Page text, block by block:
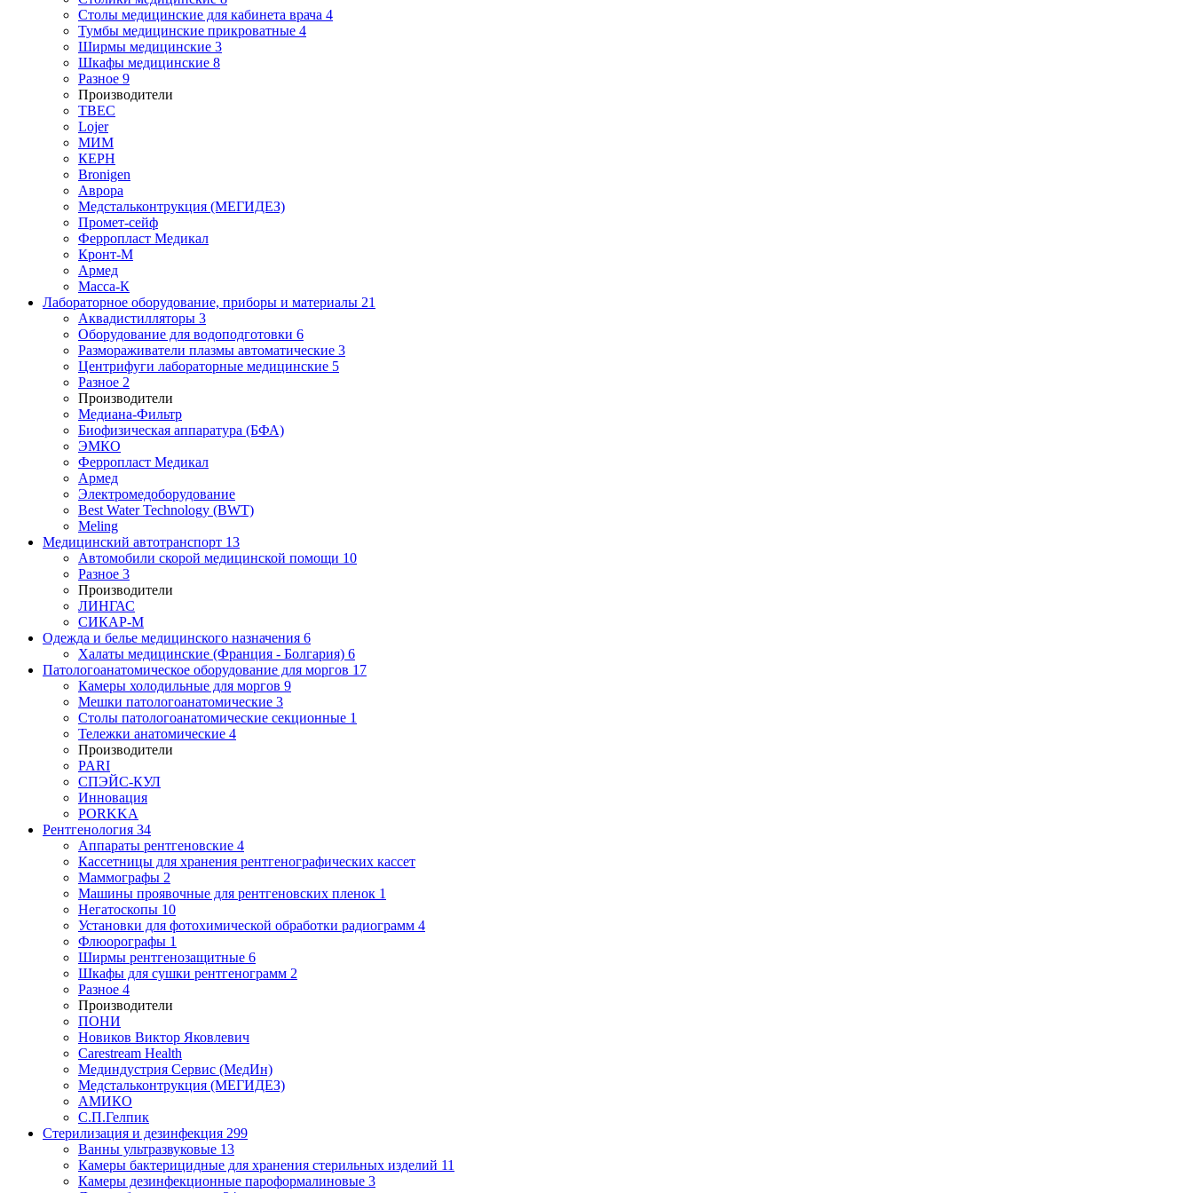
Столы медицинские для кабинета врача 4
Тумбы медицинские прикроватные 4
Ширмы медицинские 3
Шкафы медицинские 8
Разное 9
Производители
ТВЕС
Lojer
МИМ
КЕРН
Bronigen
Аврора
Медстальконтрукция (МЕГИДЕЗ)
Промет-сейф
Ферропласт Медикал
Кронт-М
Армед
Масса-К
Лабораторное оборудование, приборы и материалы 21
Аквадистилляторы 3
Оборудование для водоподготовки 6
Размораживатели плазмы автоматические 3
Центрифуги лабораторные медицинские 5
Разное 2
Производители
Медиана-Фильтр
Биофизическая аппаратура (БФА)
ЭМКО
Ферропласт Медикал
Армед
Электромедоборудование
Best Water Technology (BWT)
Meling
Медицинский автотранспорт 13
Автомобили скорой медицинской помощи 10
Разное 3
Производители
ЛИНГАС
СИКАР-М
Одежда и белье медицинского назначения 6
Халаты медицинские (Франция - Болгария) 6
Патологоанатомическое оборудование для моргов 17
Камеры холодильные для моргов 9
Мешки патологоанатомические 3
Столы патологоанатомические секционные 1
Тележки анатомические 4
Производители
PARI
СПЭЙС-КУЛ
Инновация
PORKKA
Рентгенология 34
Аппараты рентгеновские 4
Кассетницы для хранения рентгенографических кассет
Маммографы 2
Машины проявочные для рентгеновских пленок 1
Негатоскопы 10
Установки для фотохимической обработки радиограмм 4
Флюорографы 1
Ширмы рентгенозащитные 6
Шкафы для сушки рентгенограмм 2
Разное 4
Производители
ПОНИ
Новиков Виктор Яковлевич
Carestream Health
Мединдустрия Сервис (МедИн)
Медстальконтрукция (МЕГИДЕЗ)
АМИКО
С.П.Гелпик
Стерилизация и дезинфекция 299
Ванны ультразвуковые 13
Камеры бактерицидные для хранения стерильных изделий 11
Камеры дезинфекционные пароформалиновые 3